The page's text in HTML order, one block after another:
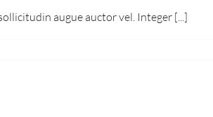
augue auctor vel. Integer [...]